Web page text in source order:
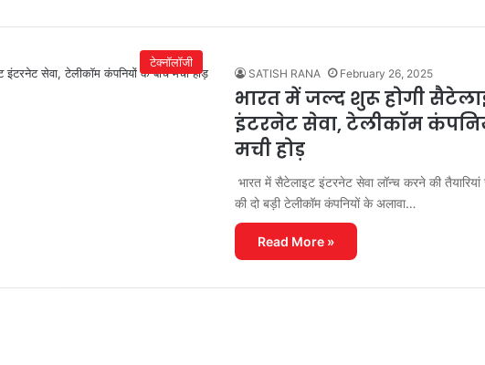
टेक्नॉलॉजी
SATISH RANA February 26, 2025
भारत में जल्द शुरू होगी
इंटरनेट सेवा, टेलीकॉम
मची होड़
भारत में सैटेलाइट इंटरनेट सेवा लॉन्च करने की
की दो बड़ी टेलीकॉम कंपनियों के अलावा…
Read More »